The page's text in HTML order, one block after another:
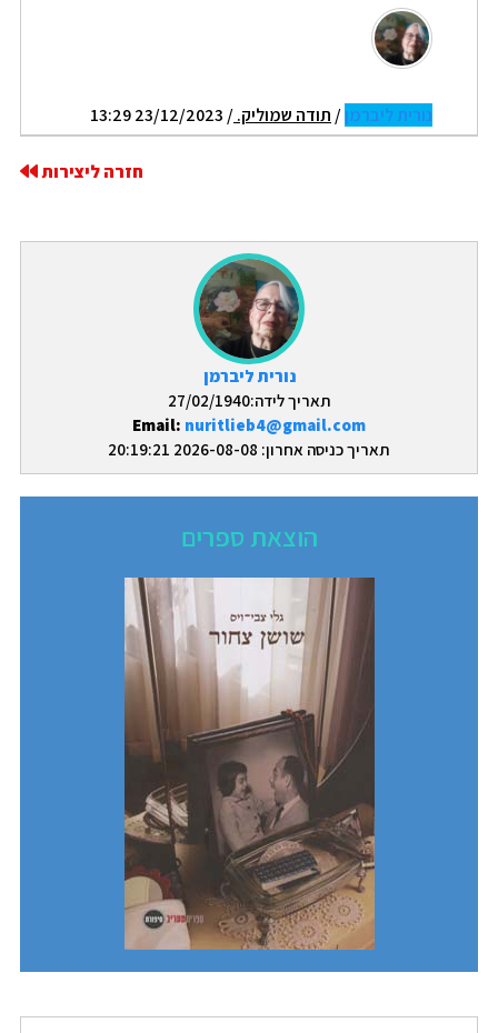
נורית ליברמן
תאריך לידה:27/02/1940
Email: nuritlieb4@gmail.com
תאריך כניסה אחרון: 2026-08-08 20:19:21
הוצאת ספרים
נורית ליברמן/ תודה שמוליק./ 23/12/2023 13:29
חזרה ליצירות